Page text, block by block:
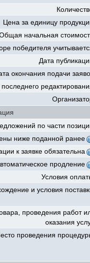
Цена за единицу
начальная
победителя
Дата
окончания подачи
последнего
по части
ниже поданной ранее
к заявке обязательна
продление
Условия
и условия
проведения работ
оказания
проведения